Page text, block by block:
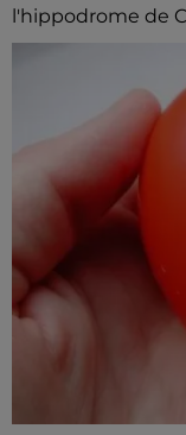
l'hippodrome de